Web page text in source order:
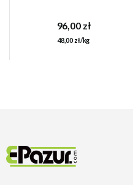
96,00 zł
48,00 zł/kg